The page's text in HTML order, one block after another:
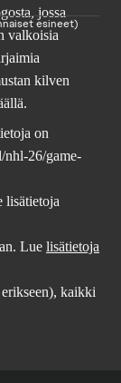
esineet)
on
nhl-26/game-
lisätietoja
Lue lisätietoja
kaikki